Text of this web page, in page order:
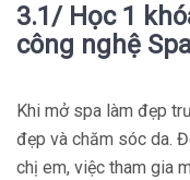
3.1/ Học 1
công nghệ
Khi mở spa làm đẹp
đẹp và chăm sóc da.
chị em, việc tham gia